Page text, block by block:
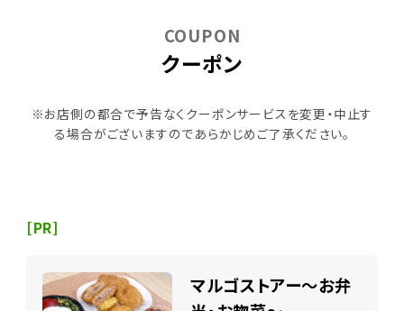
クーポン
COUPON
※お店側の都合で予告なくクーポンサービスを変更・中止す
る場合がございますのであらかじめご了承ください。
[PR]
マルゴストアー～お弁